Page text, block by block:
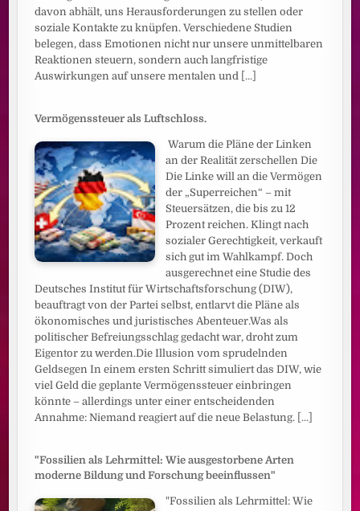
davon abhält, uns Herausforderungen zu stellen oder
soziale Kontakte zu knüpfen. Verschiedene Studien
belegen, dass Emotionen nicht nur unsere unmittelbaren
Reaktionen steuern, sondern auch langfristige
Auswirkungen auf unsere mentalen und [...]
Vermögenssteuer als Luftschloss.
Warum die Pläne der Linken
an der Realität zerschellen Die
Die Linke will an die Vermögen
der „Superreichen“ – mit
Steuersätzen, die bis zu 12
Prozent reichen. Klingt nach
sozialer Gerechtigkeit, verkauft
sich gut im Wahlkampf. Doch
ausgerechnet eine Studie des
Deutsches Institut für Wirtschaftsforschung (DIW),
beauftragt von der Partei selbst, entlarvt die Pläne als
ökonomisches und juristisches Abenteuer.Was als
politischer Befreiungsschlag gedacht war, droht zum
Eigentor zu werden.Die Illusion vom sprudelnden
Geldsegen In einem ersten Schritt simuliert das DIW, wie
viel Geld die geplante Vermögenssteuer einbringen
könnte – allerdings unter einer entscheidenden
Annahme: Niemand reagiert auf die neue Belastung. [...]
"Fossilien als Lehrmittel: Wie ausgestorbene Arten
moderne Bildung und Forschung beeinflussen"
"Fossilien als Lehrmittel: Wie